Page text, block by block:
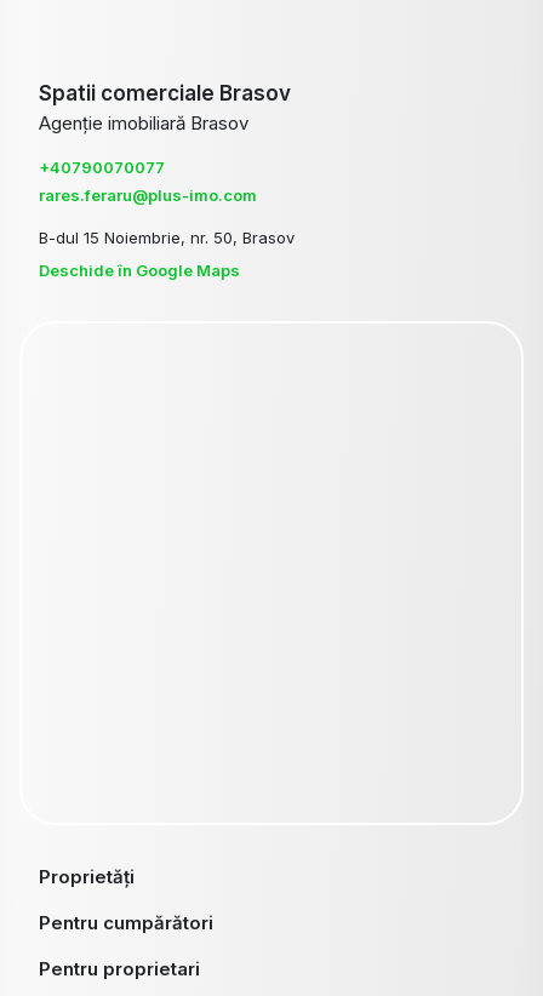
Spatii comerciale Brasov
Agenție imobiliară Brasov
+40790070077
rares.feraru@plus-imo.com
B-dul 15 Noiembrie, nr. 50, Brasov
Deschide în Google Maps